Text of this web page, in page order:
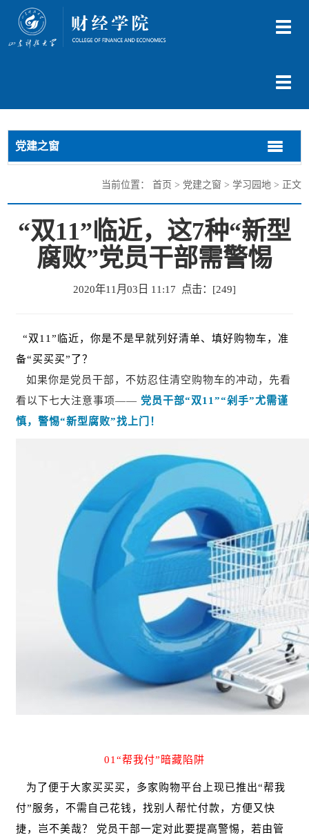
切
切
导
党建之窗
切
换
航
切
换
航
当前位置： 首页 > 党建之窗 > 学习园地> 正文
“双11”临近，这7种“新型
腐败”党员干部需警惕
2020年11月03日 11:17 点击：[249]
“双11”临近，你是不是早就列好清单、填好购物车，准
备“买买买”了？
如果你是党员干部，不妨忍住清空购物车的冲动，先看
看以下七大注意事项—— 党员干部“双11”“剁手”尤需谨
慎，警惕“新型腐败”找上门！
01“帮我付”暗藏陷阱
为了便于大家买买买，多家购物平台上现已推出“帮我
付”服务，不需自己花钱，找别人帮忙付款，方便又快
捷，岂不美哉？ 党员干部一定对此要提高警惕，若由管